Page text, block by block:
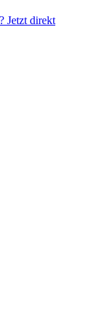
Jetzt direkt